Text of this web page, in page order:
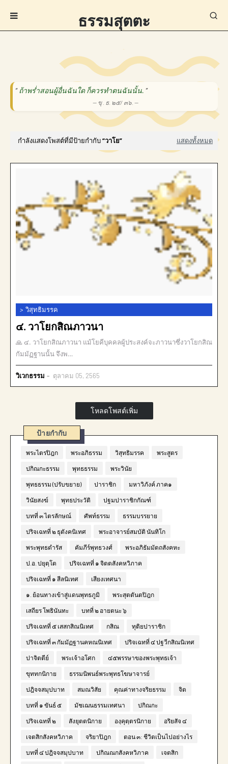
ธรรมสุตตะ
“ถ้าพร่ำสอนผู้อื่นฉันใด ก็ควรทำตนฉันนั้น. ”
— ขุ . ธ. ๒๕/ ๓๖. —
กำลังแสดงโพสต์ที่มีป้ายกำกับ วาโย แสดงทั้งหมด
> วิสุทธิมรรค
๔. วาโยกสิณภาวนา
🙏 ๔. วาโยกสิณภาวนา แม้โยคีบุคคลผู้ประสงค์จะภาวนาซึ่งวาโยกสิณ
กัมมัฏฐานนั้น จึงพ…
วิเวกธรรม ตุลาคม 05, 2565
โหลดโพสต์เพิ่ม
ป้ายกำกับ
พระไตรปิฎก พระอภิธรรม วิสุทธิมรรค พระสูตร
ปกิณกะธรรม พุทธธรรม พระวินัย
พุทธธรรม (ปรับขยาย) ปาราชิก มหาวิภังค์ ภาค๑
วินัยสงฆ์ พุทธประวัติ ปฐมปาราชิกกัณฑ์
บทที่ ๓ ไตรลักษณ์ ศัพท์ธรรม ธรรมบรรยาย
ปริจเฉทที่ ๒ ธุตังคนิเทศ พระอาจารย์สมบัติ นันทิโก
พระพุทธดำรัส คัมภีร์พุทธวงศ์ พระอภิธัมมัตถสังคหะ
ป.อ. ปยุตฺโต ปริจเฉทที่ ๑ จิตตสังคหวิภาค
ปริจเฉทที่ ๑ สีลนิเทศ เสียงเทศนา
๑. ย้อนทางเข้าสู่แดนพุทธภูมิ พระสุตตันตปิฎก
เสถียร โพธินันทะ บทที่ ๒ อายตนะ ๖
ปริจเฉทที่ ๕ เสสกสิณนิเทศ กสิณ ทุติยปาราชิก
ปริจเฉทที่ ๓ กัมมัฏฐานคหณนิเทศ ปริจเฉทที่ ๔ ปฐวีกสิณนิเทศ
ปาจิตตีย์ พระเจ้าอโศก ๔๕พรรษาของพระพุทธเจ้า
ขุททกนิกาย ธรรมนิพนธ์พระพุทธโฆษาจารย์
ปฎิจจสมุปบาท สมณวิสัย คุณค่าทางจริยธรรม จิต
บทที่ ๑ ขันธ์ ๕ มัชเฌนธรรมเทศนา ปกิณกะ
ปริจเฉทที่ ๒ สังยุตตนิกาย องฺคุตฺตรนิกาย อริยสัจ ๔
เจตสิกสังคหวิภาค จริยาปิฎก ตอน ๓: ชีวิตเป็นไปอย่างไร
บทที่ ๔ ปฎิจจสมุปบาท ปกิณณกสังคหวิภาค เจตสิก